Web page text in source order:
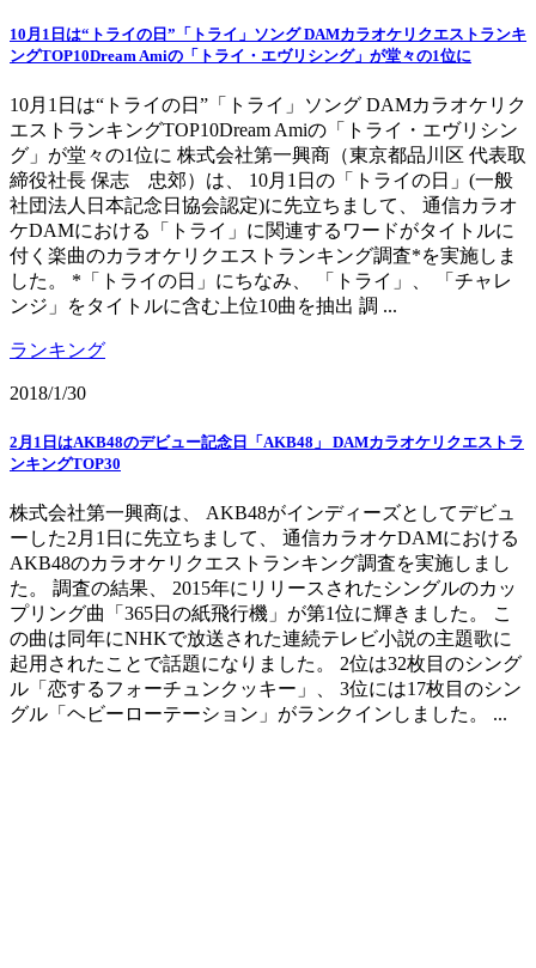
10月1日は“トライの日”「トライ」ソング DAMカラオケリクエストランキ
ングTOP10Dream Amiの「トライ・エヴリシング」が堂々の1位に
10月1日は“トライの日”「トライ」ソング DAMカラオケリク
エストランキングTOP10Dream Amiの「トライ・エヴリシン
グ」が堂々の1位に 株式会社第一興商（東京都品川区 代表取
締役社長 保志 忠郊）は、 10月1日の「トライの日」(一般
社団法人日本記念日協会認定)に先立ちまして、 通信カラオ
ケDAMにおける「トライ」に関連するワードがタイトルに
付く楽曲のカラオケリクエストランキング調査*を実施しま
した。 *「トライの日」にちなみ、 「トライ」、 「チャレ
ンジ」をタイトルに含む上位10曲を抽出 調 ...
ランキング
2018/1/30
2月1日はAKB48のデビュー記念日「AKB48」 DAMカラオケリクエストラ
ンキングTOP30
株式会社第一興商は、 AKB48がインディーズとしてデビュ
ーした2月1日に先立ちまして、 通信カラオケDAMにおける
AKB48のカラオケリクエストランキング調査を実施しまし
た。 調査の結果、 2015年にリリースされたシングルのカッ
プリング曲「365日の紙飛行機」が第1位に輝きました。 こ
の曲は同年にNHKで放送された連続テレビ小説の主題歌に
起用されたことで話題になりました。 2位は32枚目のシング
ル「恋するフォーチュンクッキー」、 3位には17枚目のシン
グル「ヘビーローテーション」がランクインしました。 ...